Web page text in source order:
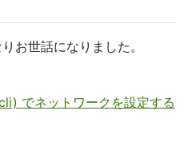
お世話になりました。
でネットワークを設定する